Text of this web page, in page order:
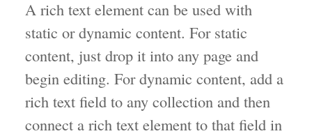
A rich text element can be used with
static or dynamic content. For static
content, just drop it into any page and
begin editing. For dynamic content, add a
rich text field to any collection and then
connect a rich text element to that field in